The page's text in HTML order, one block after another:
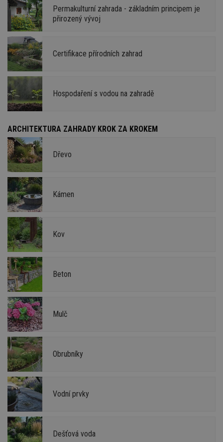
Permakulturní zahrada - základním principem je
přirozený vývoj
Certifikace přírodních zahrad
Hospodaření s vodou na zahradě
ARCHITEKTURA ZAHRADY KROK ZA KROKEM
Dřevo
Kámen
Kov
Beton
Mulč
Obrubníky
Vodní prvky
Dešťová voda